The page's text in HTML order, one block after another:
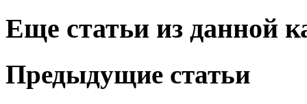
Еще статьи из данной
Предыдущие статьи